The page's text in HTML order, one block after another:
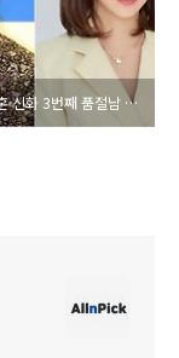
앤디 6월 결혼 신화 3번째 품절남 예비신부 아내 부인 이은주 제주 MBC아나운서 9살 연하 나이 학력 인스타 누구 총정리